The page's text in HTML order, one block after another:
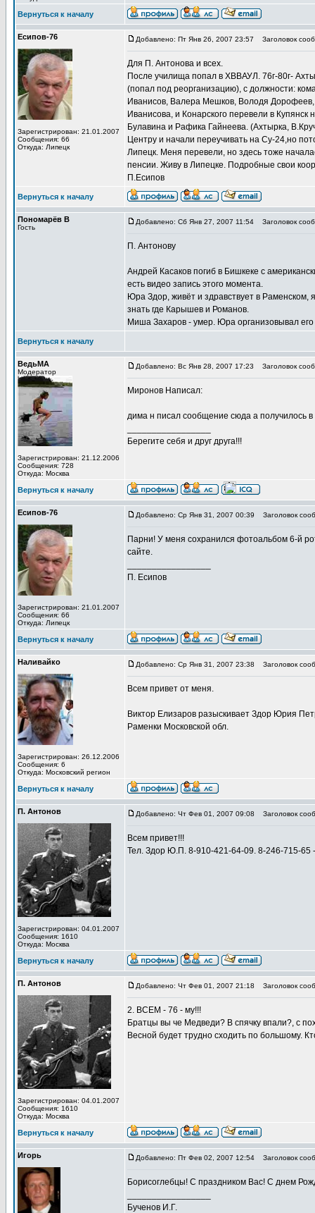
Вернуться к началу
Есипов-76
Зарегистрирован: 21.01.2007
Сообщения: 66
Откуда: Липецк
Добавлено: Пт Янв 26, 2007 23:57 Заголовок
Для П. Антонова и всех.
После училища попал в ХВВАУЛ. 76г-80г-
(попал под реорганизацию), с должности:
Иванисов, Валера Мешков, Володя
Иванисова, и Конарского перевели в
Булавина и Рафика Гайнеева. (Ахтырка,
Центру и начали переучивать на Су-24,но
Липецк. Меня перевели, но здесь тоже
пенсии. Живу в Липецке. Подробные свои
П.Есипов
Вернуться к началу
Пономарёв В
Гость
Добавлено: Сб Янв 27, 2007 11:54 Заголовок
П. Антонову
Андрей Касаков погиб в Бишкеке с
есть видео запись этого момента.
Юра Здор, живёт и здравствует в
знать где Карышев и Романов.
Миша Захаров - умер. Юра организовывал
Вернуться к началу
ВедьМА
Модератор
Зарегистрирован: 21.12.2006
Сообщения: 728
Откуда: Москва
Добавлено: Вс Янв 28, 2007 17:23 Заголовок
Миронов Написал:
дима н писал сообщение сюда а получилось
Берегите себя и друг друга!!!
Вернуться к началу
Есипов-76
Зарегистрирован: 21.01.2007
Сообщения: 66
Откуда: Липецк
Добавлено: Ср Янв 31, 2007 00:39 Заголовок
Парни! У меня сохранился фотоальбом 6-й
сайте.
П. Есипов
Вернуться к началу
Наливайко
Зарегистрирован: 26.12.2006
Сообщения: 6
Откуда: Московский регион
Добавлено: Ср Янв 31, 2007 23:38 Заголовок
Всем привет от меня.
Виктор Елизаров разыскивает Здор Юрия
Раменки Московской обл.
Вернуться к началу
П. Антонов
Зарегистрирован: 04.01.2007
Сообщения: 1610
Откуда: Москва
Добавлено: Чт Фев 01, 2007 09:08 Заголовок
Всем привет!!!
Тел. Здор Ю.П. 8-910-421-64-09. 8-246-715-65
Вернуться к началу
П. Антонов
Зарегистрирован: 04.01.2007
Сообщения: 1610
Откуда: Москва
Добавлено: Чт Фев 01, 2007 21:18 Заголовок
2. ВСЕМ - 76 - му!!!
Братцы вы че Медведи? В спячку впали?, с
Весной будет трудно сходить по большому.
Вернуться к началу
Игорь Добавлено: Пт Фев 02, 2007 12:54 Заголовок
Борисоглебцы! С праздником Вас! С днем
Бученов И.Г.